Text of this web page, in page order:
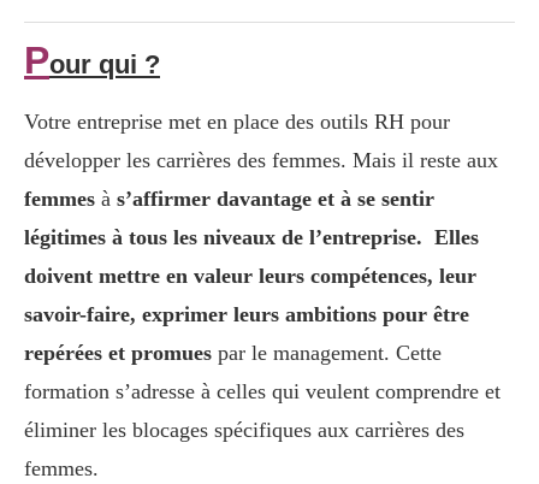
Pour qui ?
Votre entreprise met en place des outils RH pour
développer les carrières des femmes. Mais il reste aux
femmes à s’affirmer davantage et à se sentir
légitimes à tous les niveaux de l’entreprise. Elles
doivent mettre en valeur leurs compétences, leur
savoir-faire, exprimer leurs ambitions pour être
repérées et promues par le management. Cette
formation s’adresse à celles qui veulent comprendre et
éliminer les blocages spécifiques aux carrières des
femmes.